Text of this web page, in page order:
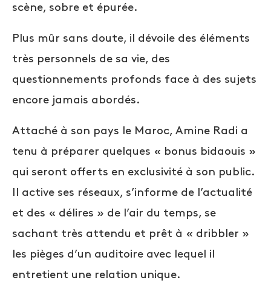
scène, sobre et épurée.
Plus mûr sans doute, il dévoile des éléments
très personnels de sa vie, des
questionnements profonds face à des sujets
encore jamais abordés.
Attaché à son pays le Maroc, Amine Radi a
tenu à préparer quelques « bonus bidaouis »
qui seront offerts en exclusivité à son public.
Il active ses réseaux, s’informe de l’actualité
et des « délires » de l’air du temps, se
sachant très attendu et prêt à « dribbler »
les pièges d’un auditoire avec lequel il
entretient une relation unique.